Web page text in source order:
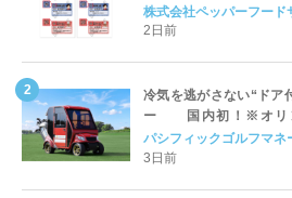
対応についてのご案内
株式会社ペッパーフード
2日前
冷気を逃がさない“ドア
ー 国内初！※オリン
Cart（エアコンカート
パシフィックゴルフマネ
3日前